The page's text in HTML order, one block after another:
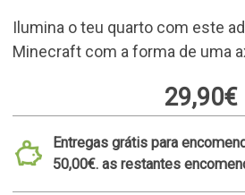
Ilumina o teu quarto com este
Minecraft com a forma de uma
29,90€
Entregas grátis para
50,00€. as restantes